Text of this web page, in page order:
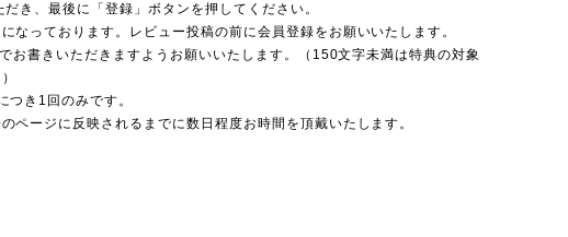
き、最後に「登録」ボタンを押してください。
なっております。レビュー投稿の前に会員登録をお願いいたします。
お書きいただきますようお願いいたします。（150文字未満は特典の対象
き1回のみです。
ページに反映されるまでに数日程度お時間を頂戴いたします。